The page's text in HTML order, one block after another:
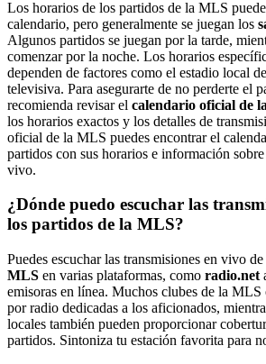
Los horarios de los partidos de la MLS
calendario, pero generalmente se juegan los
Algunos partidos se juegan por la tarde,
comenzar por la noche. Los horarios
dependen de factores como el estadio local
televisiva. Para asegurarte de no perderte el
recomienda revisar el calendario oficial de
los horarios exactos y los detalles de
oficial de la MLS puedes encontrar el
partidos con sus horarios e información
vivo.
¿Dónde puedo escuchar las
los partidos de la MLS?
Puedes escuchar las transmisiones en vivo
MLS en varias plataformas, como radio.net
emisoras en línea. Muchos clubes de la MLS
por radio dedicadas a los aficionados,
locales también pueden proporcionar
partidos. Sintoniza tu estación favorita para